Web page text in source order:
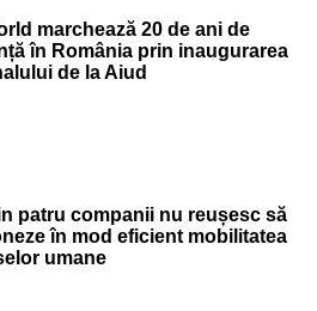
marchează 20 de ani de
în România prin inaugurarea
de la Aiud
patru companii nu reușesc să
în mod eficient mobilitatea
umane